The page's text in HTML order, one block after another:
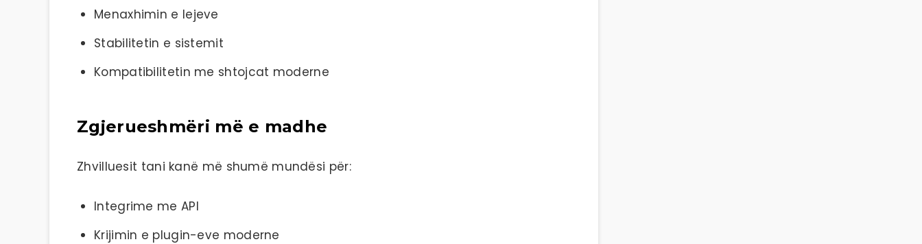
Menaxhimin e lejeve
Stabilitetin e sistemit
Kompatibilitetin me shtojcat moderne
Zgjerueshmëri më e madhe
Zhvilluesit tani kanë më shumë mundësi për:
Integrime me API
Krijimin e plugin-eve moderne